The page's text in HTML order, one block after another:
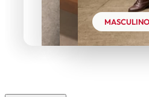
MASCULINO